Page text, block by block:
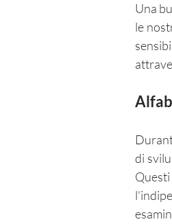
Una
le
di